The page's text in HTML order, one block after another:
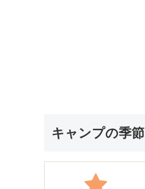
キャンプの季節